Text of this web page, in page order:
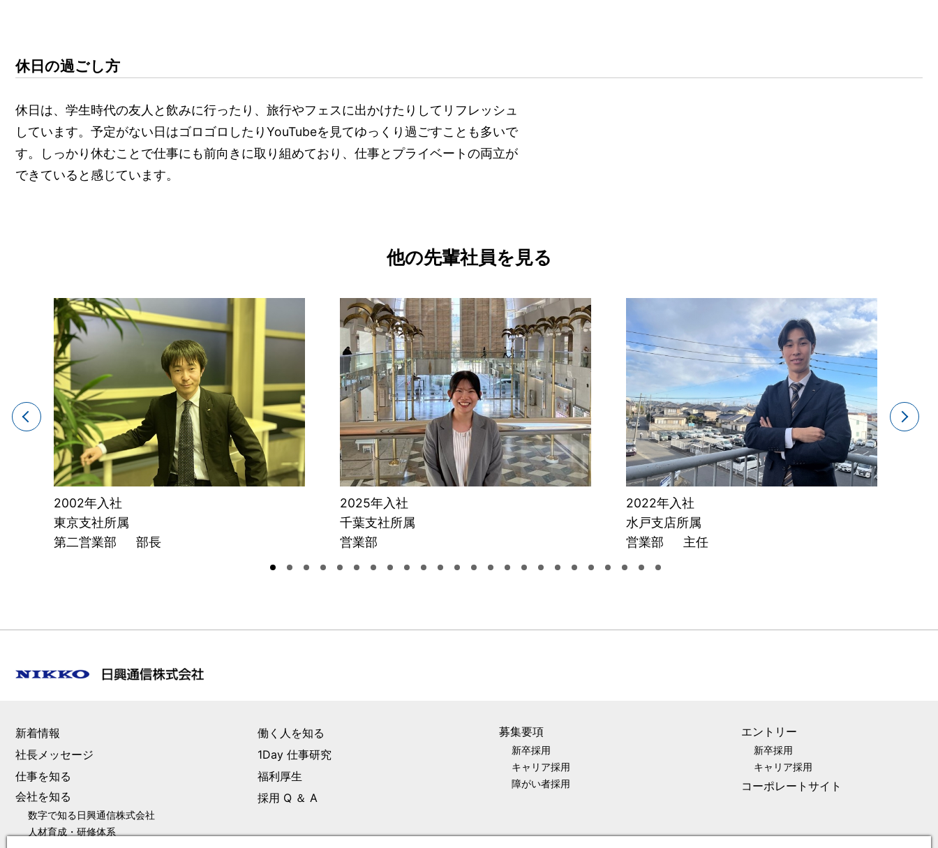
休日の過ごし方
休日は、学生時代の友人と飲みに行ったり、旅行やフェスに出かけたりしてリフレッシュ
しています。予定がない日はゴロゴロしたりYouTubeを見てゆっくり過ごすことも多いで
す。しっかり休むことで仕事にも前向きに取り組めており、仕事とプライベートの両立が
できていると感じています。
他の先輩社員を見る
2002年入社
東京支社所属
第二営業部 部長
2025年入社
千葉支社所属
営業部
2022年入社
水戸支店所属
営業部 主任
新着情報
社長メッセージ
仕事を知る
会社を知る
数字で知る日興通信株式会社
人材育成・研修体系
働く人を知る
1Day 仕事研究
福利厚生
採用 Q ＆ A
募集要項
新卒採用
キャリア採用
障がい者採用
エントリー
新卒採用
キャリア採用
コーポレートサイト